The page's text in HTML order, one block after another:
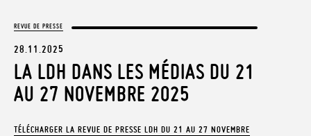
REVUE DE PRESSE
28.11.2025
LA LDH DANS LES MÉDIAS DU 21
AU 27 NOVEMBRE 2025
TÉLÉCHARGER LA REVUE DE PRESSE LDH DU 21 AU 27 NOVEMBRE